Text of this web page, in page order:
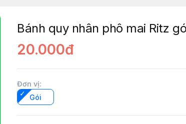
Bánh quy nhân phô mai Ritz
20.000đ
Đơn vị:
Gói